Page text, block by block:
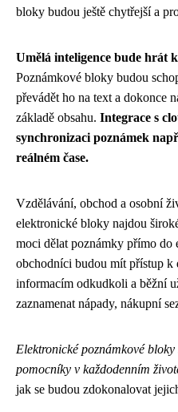
bloky budou ještě chytřejší a
Umělá inteligence bude hrát
Poznámkové bloky budou
převádět ho na text a dokonce
základě obsahu. Integrace s
synchronizaci poznámek
reálném čase.
Vzdělávání, obchod a osobní
elektronické bloky najdou
moci dělat poznámky přímo do
obchodníci budou mít přístup k
informacím odkudkoli a běžní
zaznamenat nápady, nákupní
Elektronické poznámkové
pomocníky v každodenním
jak se budou zdokonalovat